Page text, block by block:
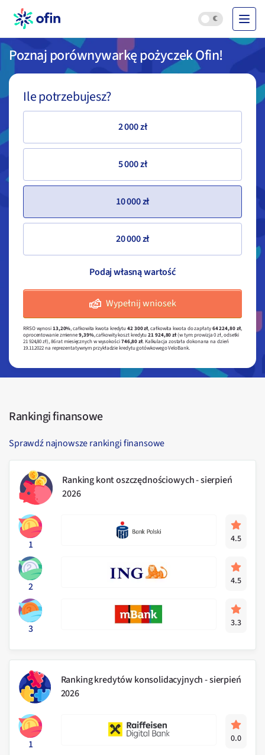
Poznaj porównywarkę pożyczek Ofin!
Ile potrzebujesz?
Wypełnij wniosek
RRSO wynosi13,20%, całkowita kwota kredytu42 300 zł, całkowita kwota do zapłaty64 224,80 zł,
oprocentowanie zmienne9,39%, całkowity koszt kredytu21 924,80 zł(w tym: prowizja 0 zł, odsetki
21 924,80 zł), 86 rat miesięcznych w wysokości746,80 zł. Kalkulacja została dokonana na dzień
19.11.2022 na reprezentatywnym przykładzie kredytu gotówkowego VeloBank.
Rankingi finansowe
Sprawdź najnowsze rankingi finansowe
Ranking kont oszczędnościowych - sierpień
2026
1 4.5
2 4.5
3 3.3
Ranking kredytów konsolidacyjnych - sierpień
2026
1 0.0